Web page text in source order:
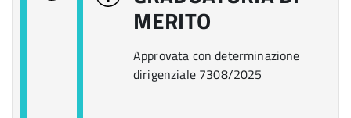
MERITO
Approvata con determinazione
dirigenziale 7308/2025